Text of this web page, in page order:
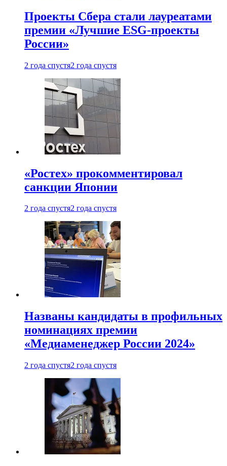
Проекты Сбера стали лауреатами
премии «Лучшие ESG-проекты
России»
2 года спустя2 года спустя
«Ростех» прокомментировал
санкции Японии
2 года спустя2 года спустя
Названы кандидаты в профильных
номинациях премии
«Медиаменеджер России 2024»
2 года спустя2 года спустя